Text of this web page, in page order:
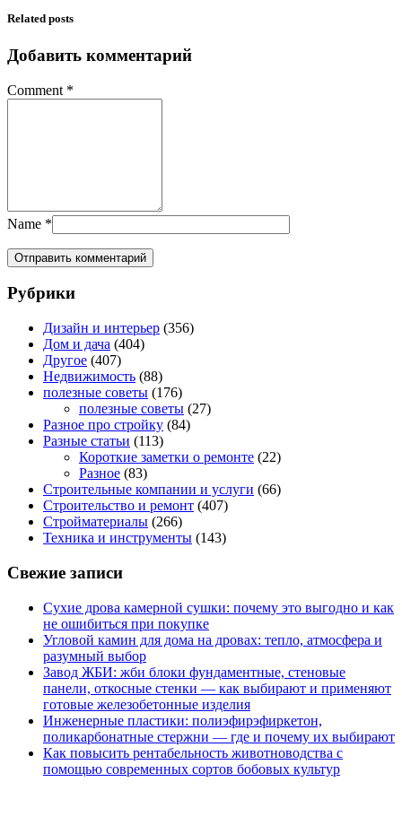
Related posts
Добавить комментарий
Comment *
Name *
Рубрики
Дизайн и интерьер (356)
Дом и дача (404)
Другое (407)
Недвижимость (88)
полезные советы (176)
полезные советы (27)
Разное про стройку (84)
Разные статьи (113)
Короткие заметки о ремонте (22)
Разное (83)
Строительные компании и услуги (66)
Строительство и ремонт (407)
Стройматериалы (266)
Техника и инструменты (143)
Свежие записи
Сухие дрова камерной сушки: почему это выгодно и как
не ошибиться при покупке
Угловой камин для дома на дровах: тепло, атмосфера и
разумный выбор
Завод ЖБИ: жби блоки фундаментные, стеновые
панели, откосные стенки — как выбирают и применяют
готовые железобетонные изделия
Инженерные пластики: полиэфирэфиркетон,
поликарбонатные стержни — где и почему их выбирают
Как повысить рентабельность животноводства с
помощью современных сортов бобовых культур